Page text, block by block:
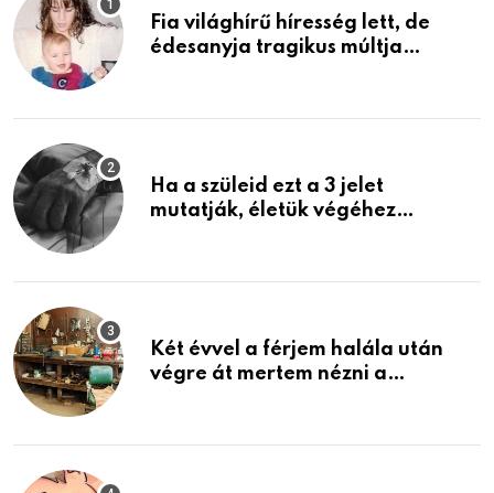
Fia világhírű híresség lett, de
édesanyja tragikus múltja
Ha a szüleid ezt a 3 jelet
mutatják, életük végéhez
Két évvel a férjem halála után
végre át mertem nézni a
életemet